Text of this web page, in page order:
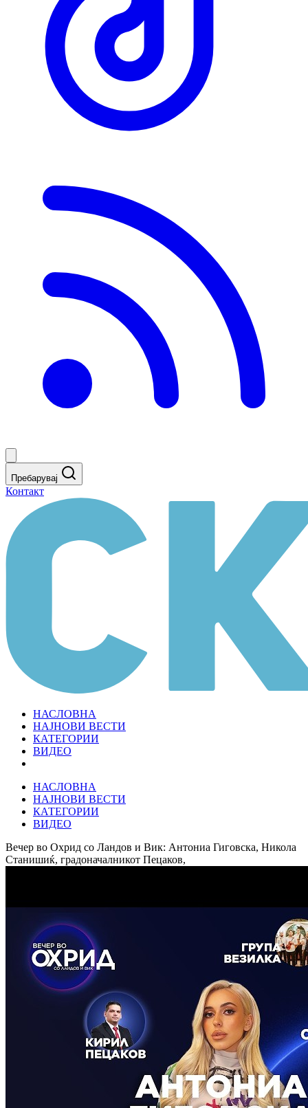
Пребарувај
Контакт
НАСЛОВНА
НАЈНОВИ ВЕСТИ
КАТЕГОРИИ
ВИДЕО
НАСЛОВНА
НАЈНОВИ ВЕСТИ
КАТЕГОРИИ
ВИДЕО
Вечер во Охрид со Ландов и Вик: Антониа Гиговска, Никола
Станишиќ, градоначалникот Пецаков,